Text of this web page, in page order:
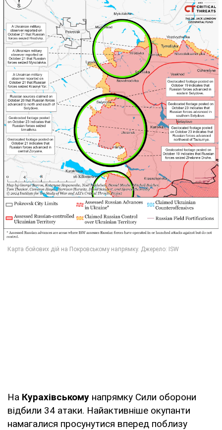
На Курахівському напрямку Сили оборони
відбили 34 атаки. Найактивніше окупанти
намагалися просунутися вперед поблизу